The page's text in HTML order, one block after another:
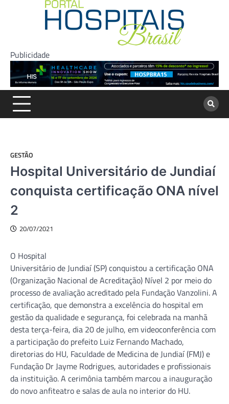
Publicidade
GESTÃO
Hospital Universitário de Jundiaí
conquista certificação ONA nível
2
20/07/2021
O Hospital
Universitário de Jundiaí (SP) conquistou a certificação ONA
(Organização Nacional de Acreditação) Nível 2 por meio do
processo de avaliação acreditado pela Fundação Vanzolini. A
certificação, que demonstra a excelência do hospital em
gestão da qualidade e segurança, foi celebrada na manhã
desta terça-feira, dia 20 de julho, em videoconferência com
a participação do prefeito Luiz Fernando Machado,
diretorias do HU, Faculdade de Medicina de Jundiaí (FMJ) e
Fundação Dr Jayme Rodrigues, autoridades e profissionais
da instituição. A cerimônia também marcou a inauguração
do novo anfiteatro e salas de aula no interior do HU.